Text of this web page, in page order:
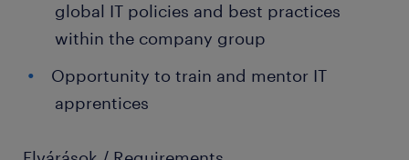
global IT policies and best practices
within the company group
Opportunity to train and mentor IT
apprentices